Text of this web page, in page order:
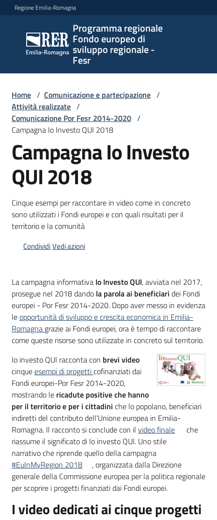
Vai al contenuto
Vai alla navigazione
Vai al footer
Regione Emilia-Romagna
Programma regionale
Fondo europeo di
sviluppo regionale -
Fesr
Programma
regionale
Fondo
europeo di
regionale -
Fesr
Novità
Programmi
e
strategie
Opportunità
Progetti
e
attività
Servizi
Comunicazione
e
partecipazione
Menu selezionato
Seguici
su
Home / Comunicazione e partecipazione /
Attività realizzate /
Comunicazione Por Fesr 2014-2020 /
Campagna Io Investo QUI 2018
Campagna Io Investo
QUI 2018
Cinque esempi per raccontare in video come in concreto
sono utilizzati i Fondi europei e con quali risultati per il
territorio e la comunità
CondividiVedi azioni
La campagna informativa Io Investo QUI, avviata nel 2017,
prosegue nel 2018 dando la parola ai beneficiari dei Fondi
europei - Por Fesr 2014-2020. Dopo aver messo in evidenza
leopportunità di sviluppo e crescita economica in Emilia-
Romagna grazie ai Fondi europei, ora è tempo di raccontare
come queste risorse sono utilizzate in concreto sul territorio.
Io investo QUI racconta con brevi video
cinqueesempi di progetticofinanziati dai
Fondi europei-Por Fesr 2014-2020,
mostrando le ricadute positive che hanno
per il territorio e per i cittadini che lo popolano, beneficiari
indiretti del contributo dell'Unione europea in Emilia-
Romagna. Il racconto si conclude con il video finale
che
riassume il significato di Io investo QUI. Uno stile
narrativo che riprende quello della campagna
#EuInMyRegion 2018
, organizzata dalla Direzione
generale della Commissione europea per la politica regionale
per scoprire i progetti finanziati dai Fondi europei.
I video dedicati ai cinque progetti